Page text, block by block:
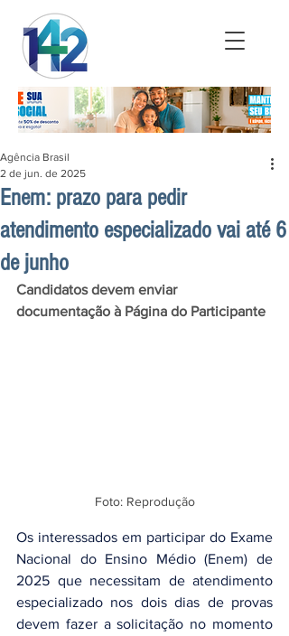
Enem: prazo para pedir
atendimento especializado vai até 6
de junho
Agência Brasil
2 de jun. de 2025
Candidatos devem enviar
documentação à Página do Participante
Foto: Reprodução
Os interessados em participar do Exame
Nacional do Ensino Médio (Enem) de
2025 que necessitam de atendimento
especializado nos dois dias de provas
devem fazer a solicitação no momento